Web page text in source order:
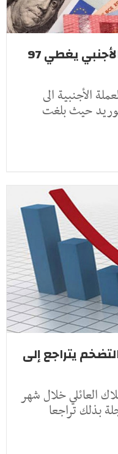
احتياطي تونس من النقد الأجنبي يغطي 97
الأجنبية الى
6 اوت 97 يوم توريد حيث بلغت
يتراجع إلى
العائلي خلال شهر
5,1%، مسجلة بذلك تراجعا